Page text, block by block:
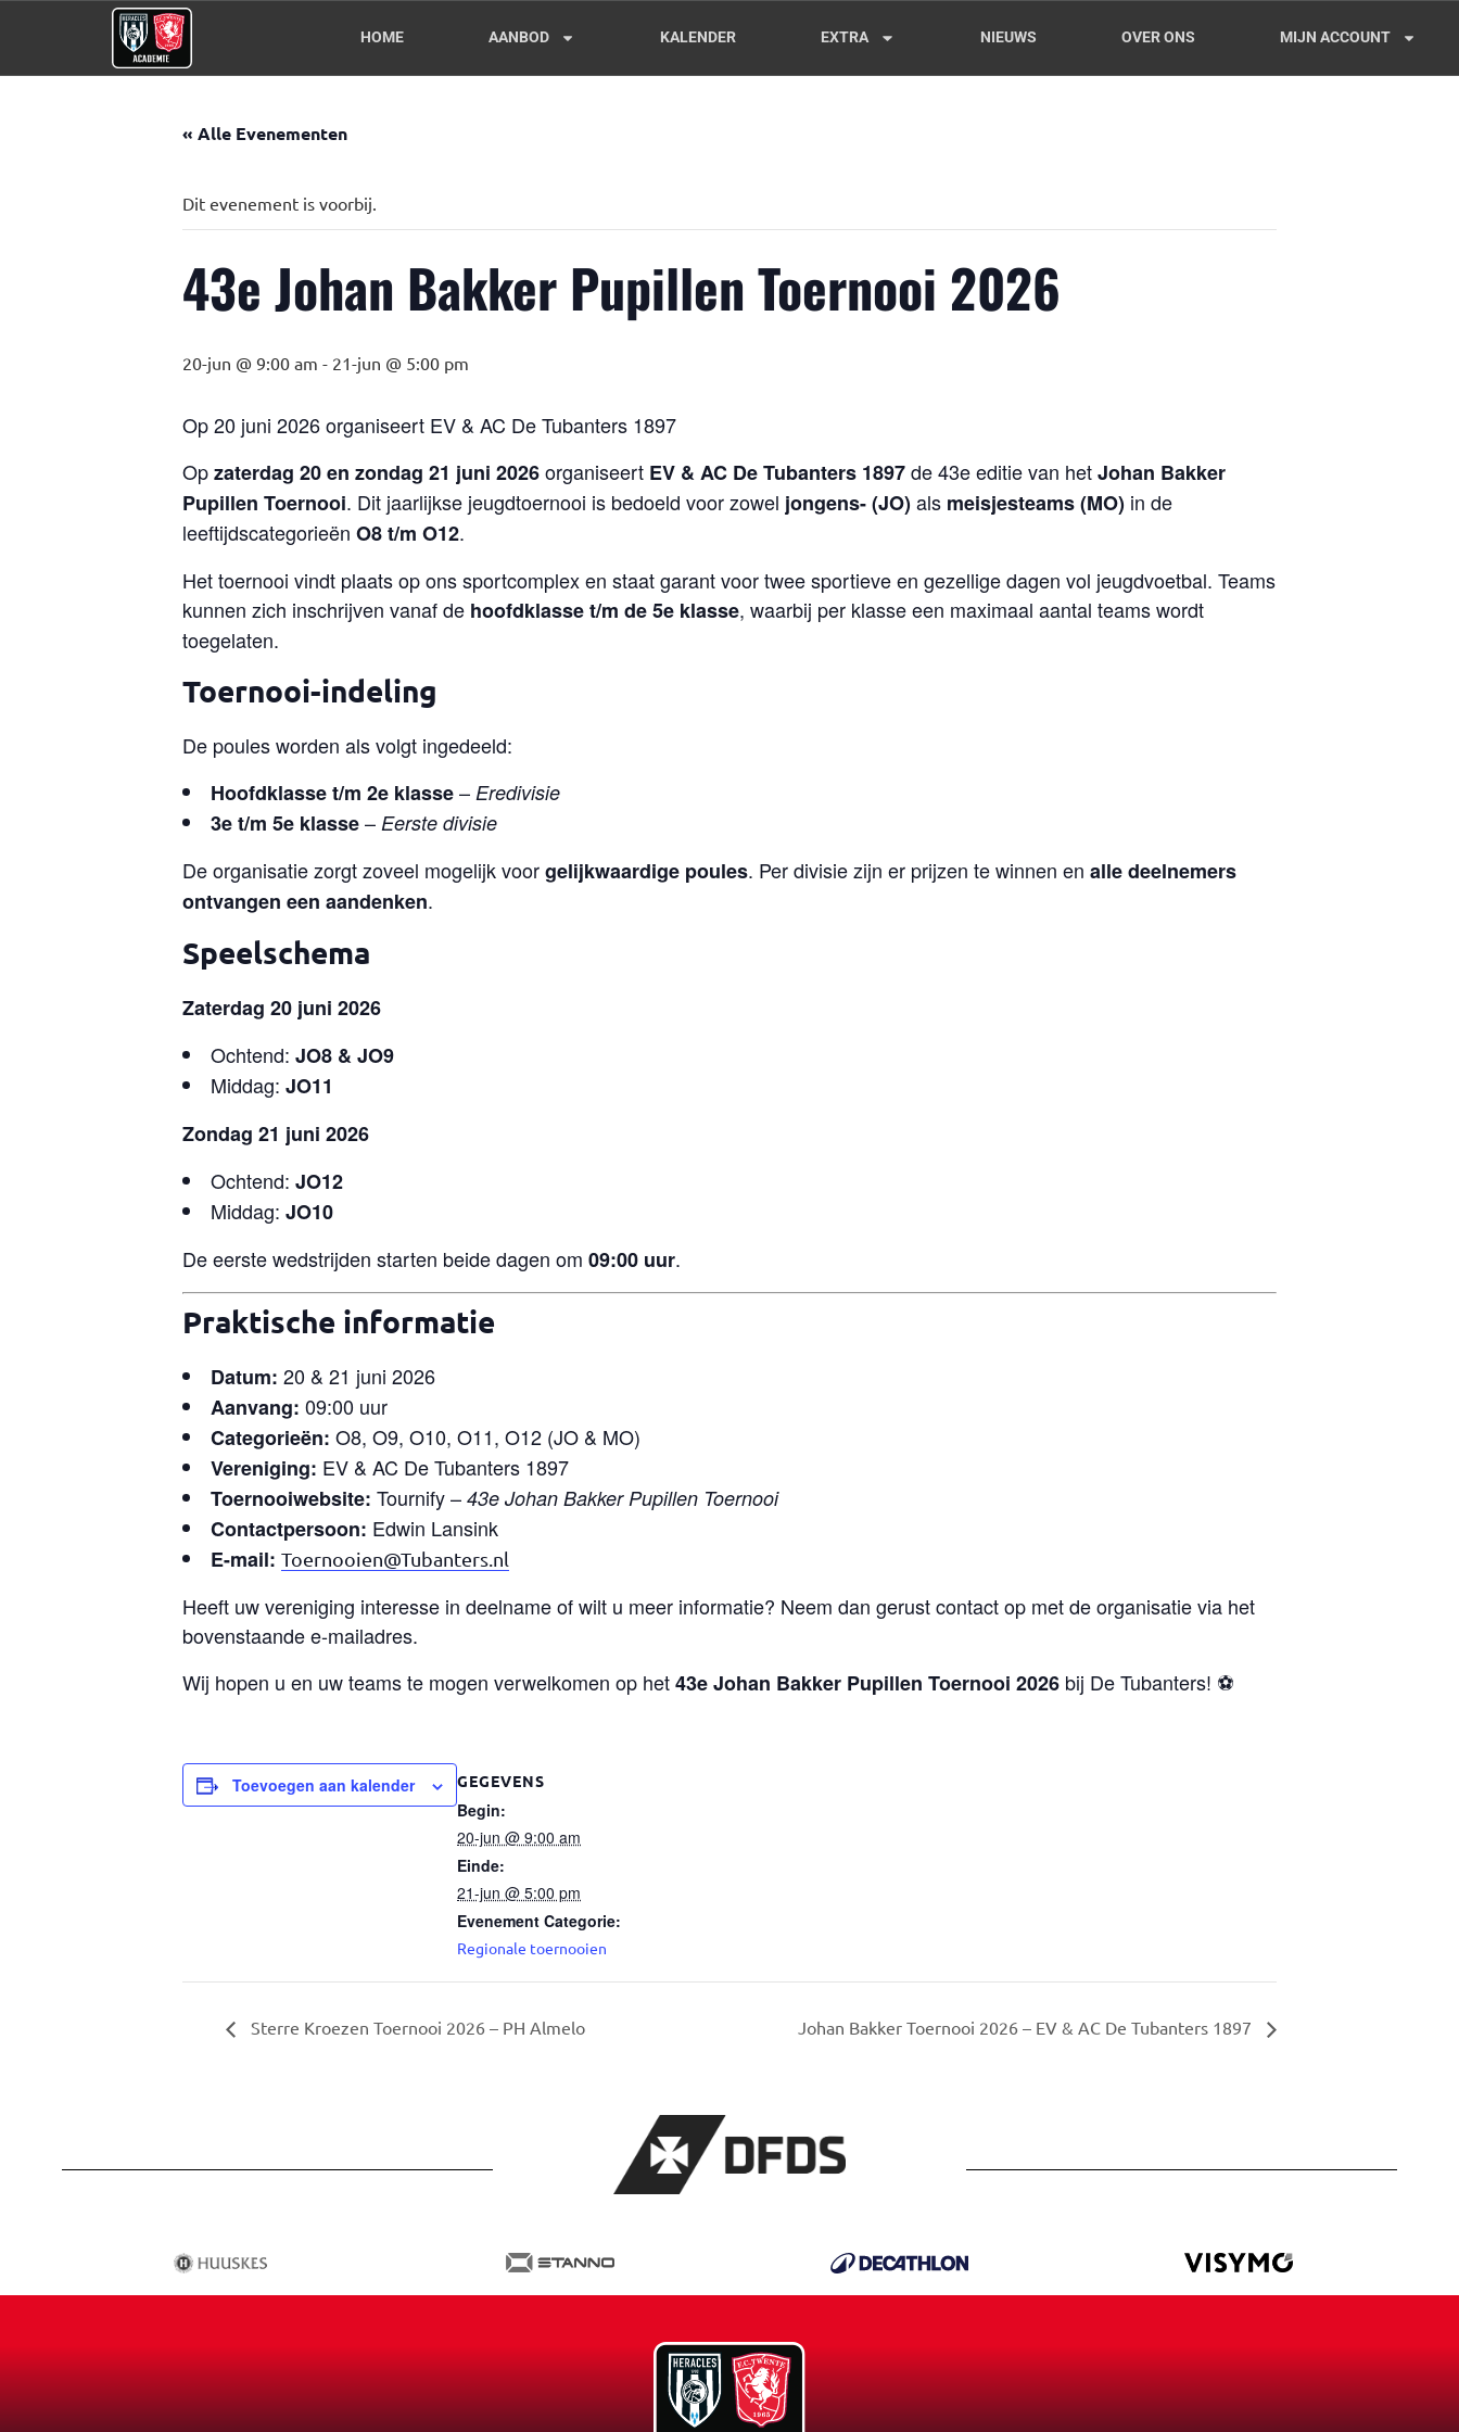
HOME AANBOD KALENDER EXTRA NIEUWS OVER ONS MIJN ACCOUNT
« Alle Evenementen
Dit evenement is voorbij.
43e Johan Bakker Pupillen Toernooi 2026
20-jun @ 9:00 am - 21-jun @ 5:00 pm
Op 20 juni 2026 organiseert EV & AC De Tubanters 1897
Opzaterdag 20 en zondag 21 juni 2026organiseert EV & AC De Tubanters 1897de 43e editie van hetJohan Bakker
Pupillen Toernooi. Dit jaarlijkse jeugdtoernooi is bedoeld voor zowel jongens- (JO)als meisjesteams (MO) in de
leeftijdscategorieën O8 t/m O12.
Het toernooi vindt plaats op ons sportcomplex en staat garant voor twee sportieve en gezellige dagen vol jeugdvoetbal. Teams
kunnen zich inschrijven vanaf de hoofdklasse t/m de 5e klasse, waarbij per klasse een maximaal aantal teams wordt
toegelaten.
Toernooi-indeling
De poules worden als volgt ingedeeld:
Hoofdklasse t/m 2e klasse– Eredivisie
3e t/m 5e klasse– Eerste divisie
De organisatie zorgt zoveel mogelijk voorgelijkwaardige poules. Per divisie zijn er prijzen te winnen en alle deelnemers
ontvangen een aandenken.
Speelschema
Zaterdag 20 juni 2026
Ochtend: JO8 & JO9
Middag: JO11
Zondag 21 juni 2026
Ochtend: JO12
Middag: JO10
De eerste wedstrijden starten beide dagen om 09:00 uur.
Praktische informatie
Datum: 20 & 21 juni 2026
Aanvang: 09:00 uur
Categorieën: O8, O9, O10, O11, O12 (JO & MO)
Vereniging: EV & AC De Tubanters 1897
Toernooiwebsite: Tournify – 43e Johan Bakker Pupillen Toernooi
Contactpersoon: Edwin Lansink
E-mail: Toernooien@Tubanters.nl
Heeft uw vereniging interesse in deelname of wilt u meer informatie? Neem dan gerust contact op met de organisatie via het
bovenstaande e-mailadres.
Wij hopen u en uw teams te mogen verwelkomen op het43e Johan Bakker Pupillen Toernooi 2026 bij De Tubanters! ⚽
Toevoegen aan kalender GEGEVENS
Begin:
20-jun @ 9:00 am
Einde:
21-jun @ 5:00 pm
Evenement Categorie:
Regionale toernooien
Sterre Kroezen Toernooi 2026 – PH Almelo Johan Bakker Toernooi 2026 – EV & AC De Tubanters 1897